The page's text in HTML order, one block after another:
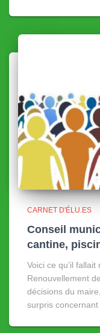
CARNET D'ÉLU.ES
Conseil
cantine,
Voici ce qu’il
Renouvellement
décisions du
surpris